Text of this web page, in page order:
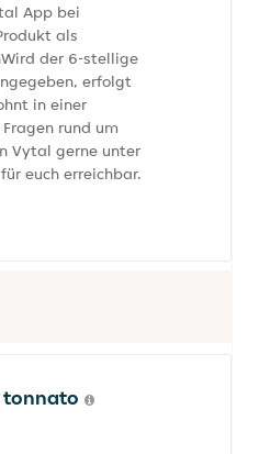
App bei
als
der 6-stellige
erfolgt
in einer
rund um
Vytal gerne unter
euch erreichbar.